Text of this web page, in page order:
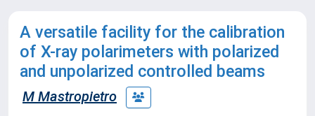
A versatile facility for the calibration
of X-ray polarimeters with polarized
and unpolarized controlled beams
M Mastropietro